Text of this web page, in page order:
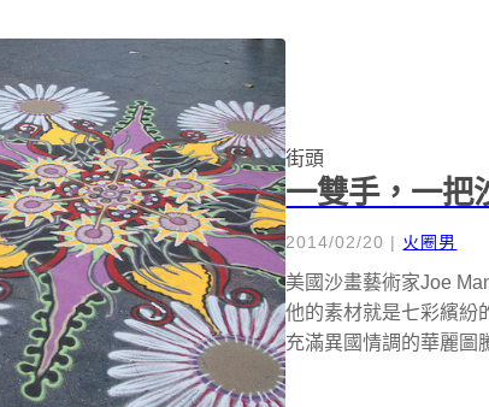
街頭
一雙手，一把
2014/02/20 | 火圈男
美國沙畫藝術家Joe
他的素材就是七彩繽紛
充滿異國情調的華麗圖